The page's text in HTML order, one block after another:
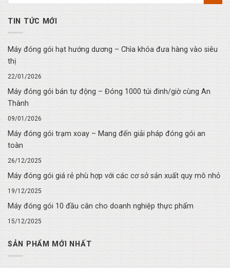
TIN TỨC MỚI
Máy đóng gói hạt hướng dương – Chìa khóa đưa hàng vào siêu
thị
22/01/2026
Máy đóng gói bán tự động – Đóng 1000 túi đinh/giờ cùng An
Thành
09/01/2026
Máy đóng gói trạm xoay – Mang đến giải pháp đóng gói an
toàn
26/12/2025
Máy đóng gói giá rẻ phù hợp với các cơ sở sản xuất quy mô nhỏ
19/12/2025
Máy đóng gói 10 đầu cân cho doanh nghiệp thực phẩm
15/12/2025
SẢN PHẨM MỚI NHẤT